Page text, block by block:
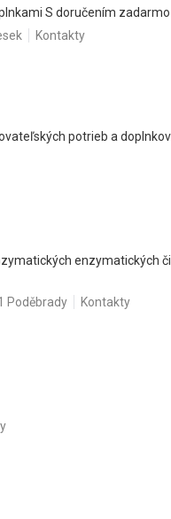
S doručením
Kontakty
potrieb a
enzymatických
Poděbrady Kontakty